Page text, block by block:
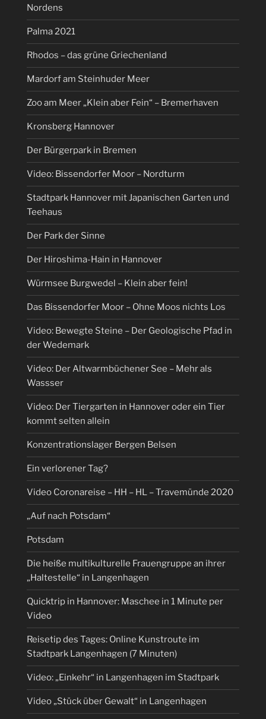
Nordens
Palma 2021
Rhodos – das grüne Griechenland
Mardorf am Steinhuder Meer
Zoo am Meer „Klein aber Fein“ – Bremerhaven
Kronsberg Hannover
Der Bürgerpark in Bremen
Video: Bissendorfer Moor – Nordturm
Stadtpark Hannover mit Japanischen Garten und
Teehaus
Der Park der Sinne
Der Hiroshima-Hain in Hannover
Würmsee Burgwedel – Klein aber fein!
Das Bissendorfer Moor – Ohne Moos nichts Los
Video: Bewegte Steine – Der Geologische Pfad in
der Wedemark
Video: Der Altwarmbüchener See – Mehr als
Wassser
Video: Der Tiergarten in Hannover oder ein Tier
kommt selten allein
Konzentrationslager Bergen Belsen
Ein verlorener Tag?
Video Coronareise – HH – HL – Travemünde 2020
„Auf nach Potsdam“
Potsdam
Die heiße multikulturelle Frauengruppe an ihrer
„Haltestelle“ in Langenhagen
Quicktrip in Hannover: Maschee in 1 Minute per
Video
Reisetip des Tages: Online Kunstroute im
Stadtpark Langenhagen (7 Minuten)
Video: „Einkehr“ in Langenhagen im Stadtpark
Video „Stück über Gewalt“ in Langenhagen